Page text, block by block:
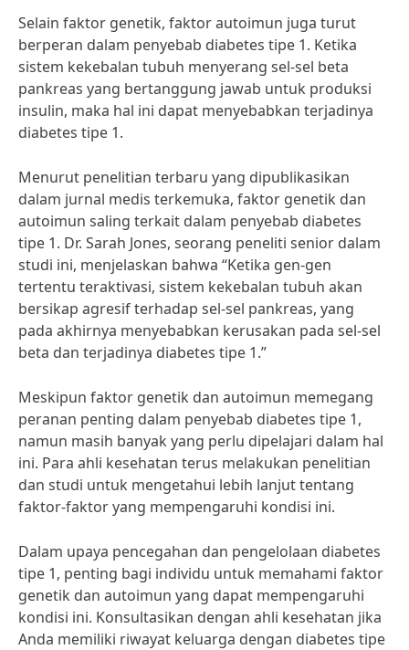
Selain faktor genetik, faktor autoimun juga turut
berperan dalam penyebab diabetes tipe 1. Ketika
sistem kekebalan tubuh menyerang sel-sel beta
pankreas yang bertanggung jawab untuk produksi
insulin, maka hal ini dapat menyebabkan terjadinya
diabetes tipe 1.
Menurut penelitian terbaru yang dipublikasikan
dalam jurnal medis terkemuka, faktor genetik dan
autoimun saling terkait dalam penyebab diabetes
tipe 1. Dr. Sarah Jones, seorang peneliti senior dalam
studi ini, menjelaskan bahwa “Ketika gen-gen
tertentu teraktivasi, sistem kekebalan tubuh akan
bersikap agresif terhadap sel-sel pankreas, yang
pada akhirnya menyebabkan kerusakan pada sel-sel
beta dan terjadinya diabetes tipe 1.”
Meskipun faktor genetik dan autoimun memegang
peranan penting dalam penyebab diabetes tipe 1,
namun masih banyak yang perlu dipelajari dalam hal
ini. Para ahli kesehatan terus melakukan penelitian
dan studi untuk mengetahui lebih lanjut tentang
faktor-faktor yang mempengaruhi kondisi ini.
Dalam upaya pencegahan dan pengelolaan diabetes
tipe 1, penting bagi individu untuk memahami faktor
genetik dan autoimun yang dapat mempengaruhi
kondisi ini. Konsultasikan dengan ahli kesehatan jika
Anda memiliki riwayat keluarga dengan diabetes tipe